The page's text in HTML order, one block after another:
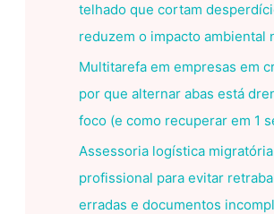
telhado que cortam
reduzem o impacto ambiental
Multitarefa em empresas em
por que alternar abas está
foco (e como recuperar em 1
Assessoria logística
profissional para evitar
erradas e documentos